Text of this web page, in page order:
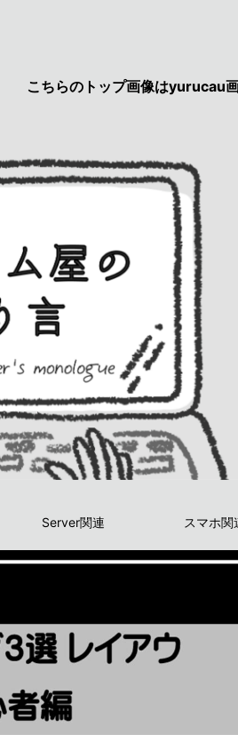
のトップ画像はyurucau画伯に作
Server関連 スマホ関